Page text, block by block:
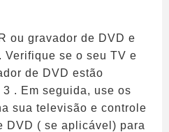
ou gravador de DVD e
se o seu TV e
de DVD estão
. Em seguida, use os
sua televisão e controle
DVD ( se aplicável) para